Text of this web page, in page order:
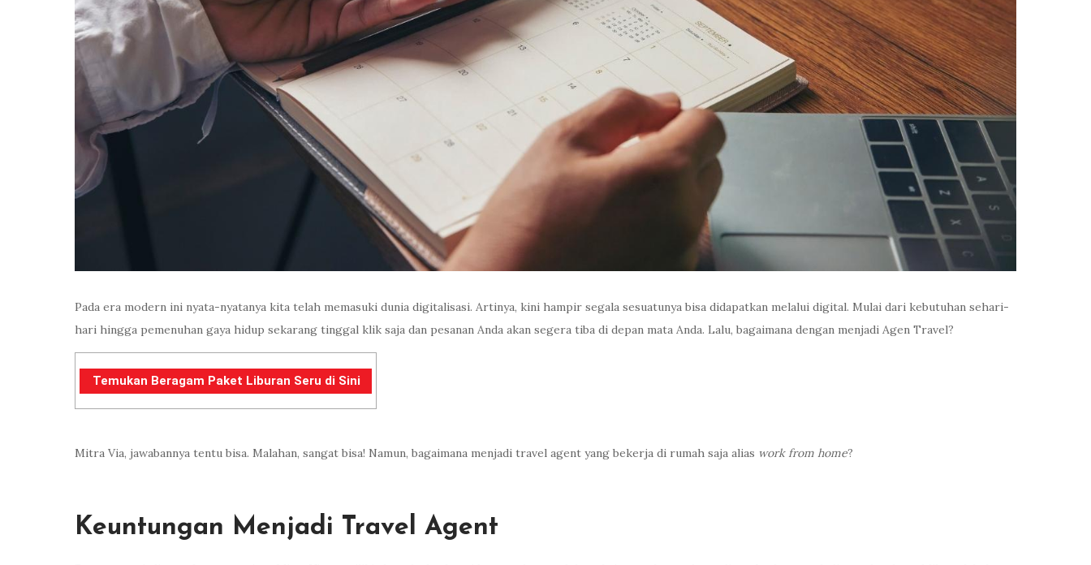
Pada era modern ini nyata-nyatanya kita telah memasuki dunia digitalisasi. Artinya, kini hampir segala sesuatunya bisa didapatkan melalui digital. Mulai dari kebutuhan sehari-
hari hingga pemenuhan gaya hidup sekarang tinggal klik saja dan pesanan Anda akan segera tiba di depan mata Anda. Lalu, bagaimana dengan menjadi Agen Travel?
Temukan Beragam Paket Liburan Seru di Sini
Mitra Via, jawabannya tentu bisa. Malahan, sangat bisa! Namun, bagaimana menjadi travel agent yang bekerja di rumah saja alias work from home?
Keuntungan Menjadi Travel Agent